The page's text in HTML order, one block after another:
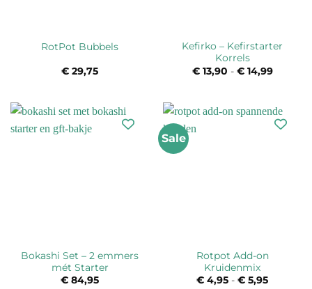
RotPot Bubbels
€ 29,75
Kefirko – Kefirstarter
Korrels
€13,90 - €14,99
Bokashi Set – 2 emmers
mét Starter
€ 84,95
Sale
Rotpot Add-on
Kruidenmix
€ 4,95 - € 5,95